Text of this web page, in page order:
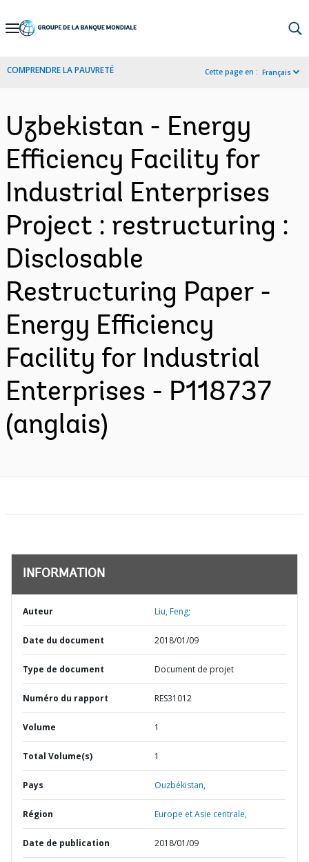
Skip
Navigation
COMPRENDRE LA PAUVRETÉ Cette page en : Français
Uzbekistan - Energy
Efficiency Facility for
Industrial Enterprises
Project : restructuring :
Disclosable
Restructuring Paper -
Energy Efficiency
Facility for Industrial
Enterprises - P118737
(anglais)
INFORMATION
Auteur Liu, Feng;
Date du document 2018/01/09
Type de document Document de projet
Numéro du rapport RES31012
Volume 1
Total Volume(s) 1
Pays Ouzbékistan,
Région Europe et Asie centrale,
Date de publication 2018/01/09